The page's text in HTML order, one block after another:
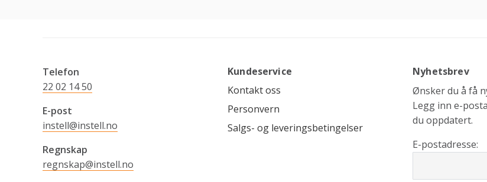
Telefon
22 02 14 50
E-post
instell@instell.no
Regnskap
regnskap@instell.no
Kundeservice
Kontakt oss
Personvern
Salgs- og leveringsbetingelser
Nyhetsbrev
Ønsker du å få
Legg inn e-
du oppdatert.
E-postadresse: